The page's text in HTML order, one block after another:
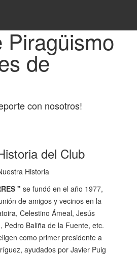
Piragüismo
de
con nosotros!
del Club
Historia
" se fundó en el año 1977,
de amigos y vecinos en la
Celestino Ámeal, Jesús
Pedro Baliña de la Fuente, etc.
como primer presidente a
ayudados por Javier Puig